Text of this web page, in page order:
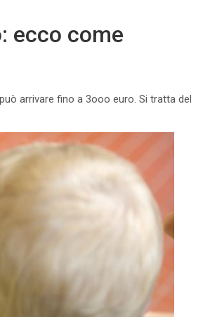
ecco come
arrivare fino a 3ooo euro. Si tratta del